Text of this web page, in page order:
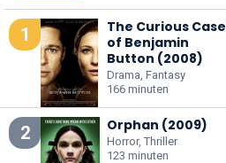
1
The Curious Case
of Benjamin
Button (2008)
Drama, Fantasy
166 minuten
2 Orphan (2009)
Horror, Thriller
123 minuten